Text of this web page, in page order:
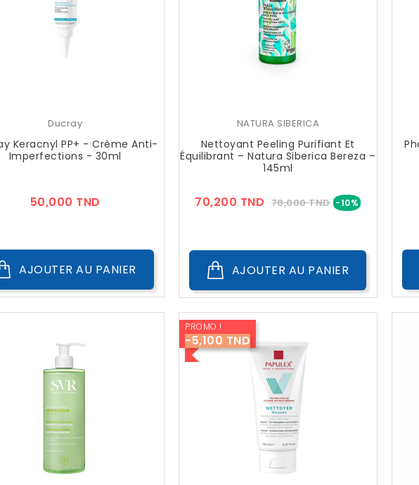
Ducray
Keracnyl PP+ - Crème Anti-
Imperfections - 30ml
50,000 TND
AJOUTER AU PANIER
NATURA SIBERICA
Nettoyant Peeling Purifiant Et
Équilibrant – Natura Siberica Bereza –
145ml
70,200 TND Prix
78,000 TND -10%Prix
AJOUTER AU PANIER
PROMO !
-5,100 TND